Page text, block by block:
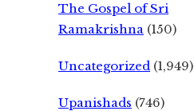
The Gospel of Sri
Ramakrishna (150)
Uncategorized (1,949)
Upanishads (746)